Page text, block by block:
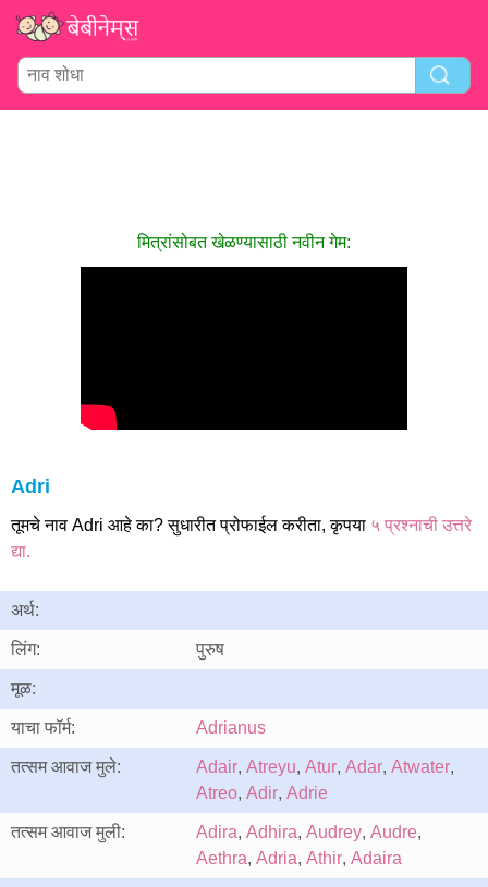
मित्रांसोबत खेळण्यासाठी नवीन गेम:
Adri
तूमचे नाव Adri आहे का? सुधारीत प्रोफाईल करीता, कृपया ५ प्रश्नाची उत्तरे
द्या.
अर्थ:
लिंग: पुरुष
मूळ:
याचा फॉर्म: Adrianus
तत्सम आवाज मुले: Adair, Atreyu, Atur, Adar, Atwater,
Atreo, Adir, Adrie
तत्सम आवाज मुली: Adira, Adhira, Audrey, Audre,
Aethra, Adria, Athir, Adaira